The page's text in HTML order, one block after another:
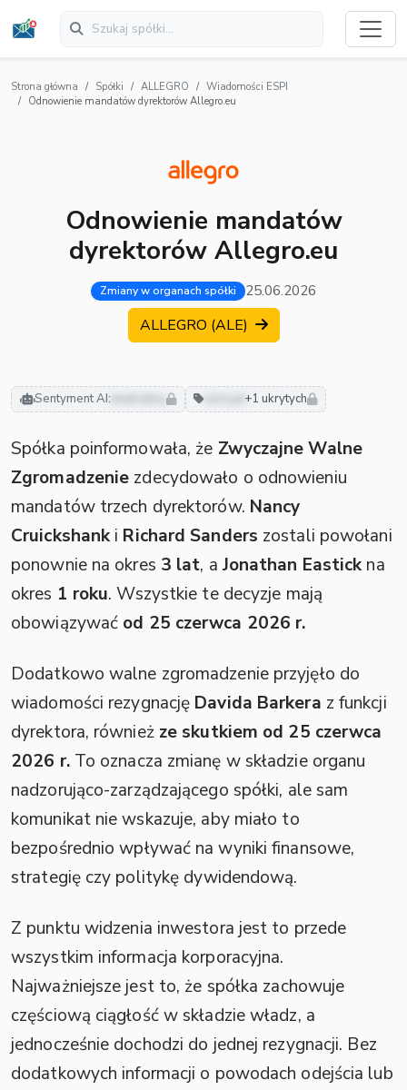
Strona główna Spółki ALLEGRO
Wiadomości ESPI
Odnowienie mandatów dyrektorów Allegro.eu
Odnowienie mandatów
dyrektorów Allegro.eu
Zmiany w organach spółki 25.06.2026
ALLEGRO (ALE)
Sentyment AI: neutralny +1 ukrytych
Spółka poinformowała, że Zwyczajne Walne
Zgromadzenie zdecydowało o odnowieniu
mandatów trzech dyrektorów. Nancy
Cruickshanki Richard Sanders zostali powołani
ponownie na okres 3 lat, a Jonathan Eastickna
okres 1 roku. Wszystkie te decyzje mają
obowiązywać od 25 czerwca 2026 r.
Dodatkowo walne zgromadzenie przyjęło do
wiadomości rezygnację Davida Barkera z funkcji
dyrektora, również ze skutkiem od 25 czerwca
2026 r.To oznacza zmianę w składzie organu
nadzorująco-zarządzającego spółki, ale sam
komunikat nie wskazuje, aby miało to
bezpośrednio wpływać na wyniki finansowe,
strategię czy politykę dywidendową.
Z punktu widzenia inwestora jest to przede
wszystkim informacja korporacyjna.
Najważniejsze jest to, że spółka zachowuje
częściową ciągłość w składzie władz, a
jednocześnie dochodzi do jednej rezygnacji. Bez
dodatkowych informacji o powodach odejścia lub